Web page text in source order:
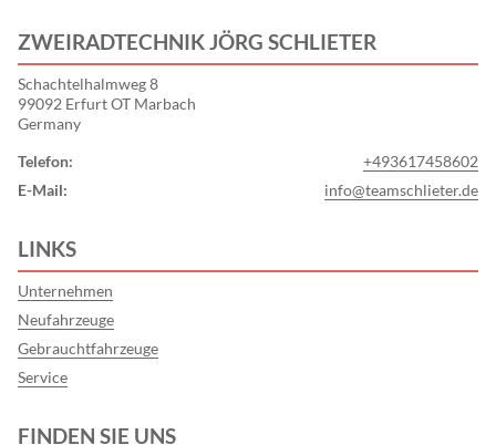
ZWEIRADTECHNIK JÖRG SCHLIETER
Schachtelhalmweg 8
99092 Erfurt OT Marbach
Germany
Telefon:
+493617458602
E-Mail:
info@teamschlieter.de
LINKS
Unternehmen
Neufahrzeuge
Gebrauchtfahrzeuge
Service
FINDEN SIE UNS